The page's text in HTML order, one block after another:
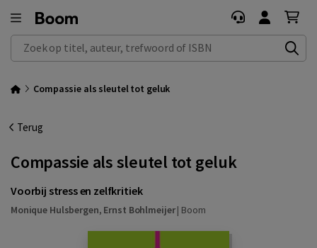
Zoek op titel, auteur, trefwoord of ISBN
Compassie als sleutel tot geluk
Terug
Compassie als sleutel tot geluk
Voorbij stress en zelfkritiek
Monique Hulsbergen, Ernst Bohlmeijer| Boom